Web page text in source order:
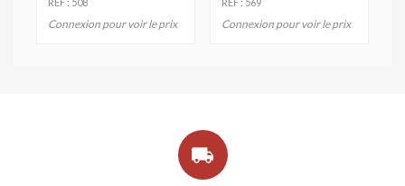
Connexion pour voir le prix Connexion pour voir le prix
